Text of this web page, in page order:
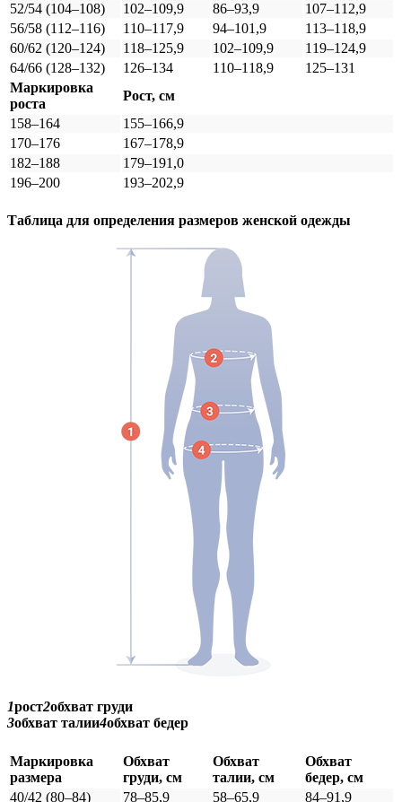
52/54 (104–108)
102–109,9 86–93,9
107–112,9
56/58 (112–116)
110–117,9 94–101,9
113–118,9
60/62 (120–124)
118–125,9 102–109,9
119–124,9
64/66 (128–132)
126–134 110–118,9
125–131
Маркировка
роста
Рост, см
158–164
155–166,9
170–176
167–178,9
182–188
179–191,0
196–200
193–202,9
Таблица для определения размеров женской одежды
1рост2обхват груди
3обхват талии4обхват бедер
Маркировка
размера
Обхват
груди, см
Обхват
талии, см
Обхват
бедер, см
40/42 (80–84)
78–85,9 58–65,9 84–91,9